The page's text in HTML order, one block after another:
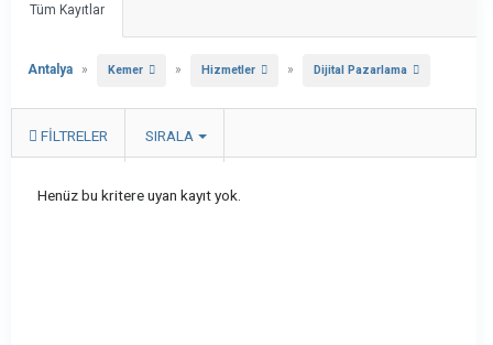
Tüm Kayıtlar
Antalya » Kemer » Hizmetler » Dijital Pazarlama
FILTRELER SIRALA
Henüz bu kritere uyan kayıt yok.